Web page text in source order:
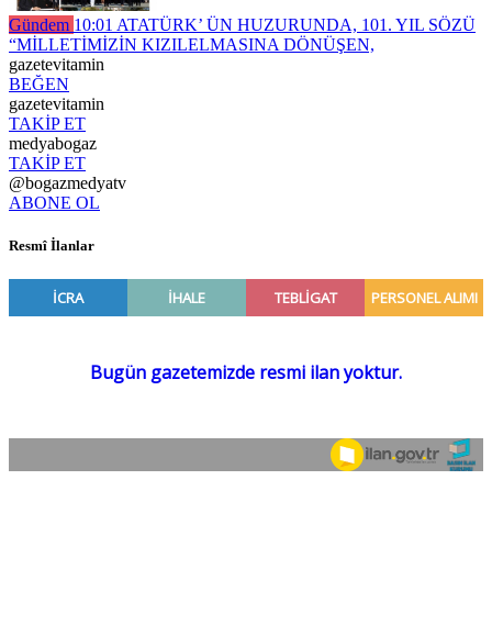
Gündem 10:01 ATATÜRK’ ÜN HUZURUNDA, 101. YIL SÖZÜ
“MİLLETİMİZİN KIZILELMASINA DÖNÜŞEN,
gazetevitamin
BEĞEN
gazetevitamin
TAKİP ET
medyabogaz
TAKİP ET
@bogazmedyatv
ABONE OL
Resmî İlanlar